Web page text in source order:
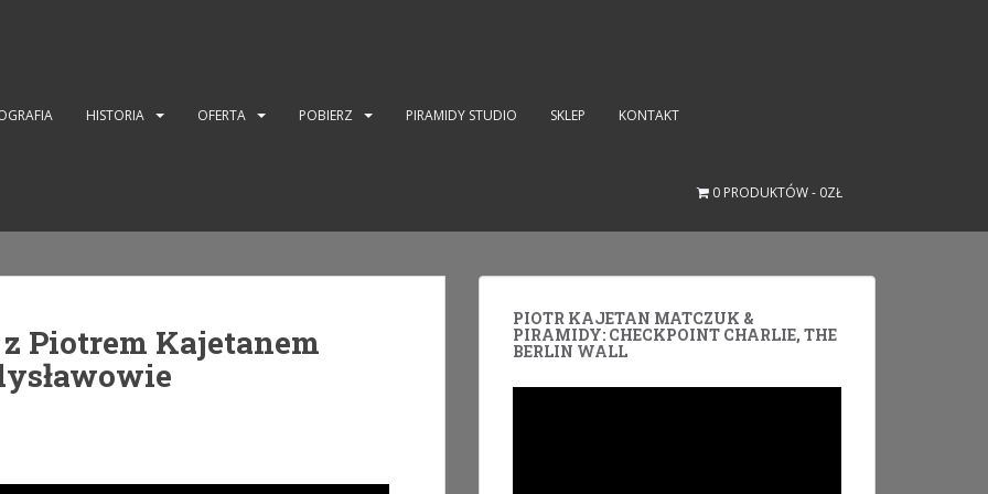
HISTORIA OFERTA POBIERZ PIRAMIDY STUDIO SKLEP KONTAKT
0 PRODUKTÓW 0ZŁ
Piotrem Kajetanem
PIOTR KAJETAN MATCZUK &
PIRAMIDY: CHECKPOINT CHARLIE, THE
BERLIN WALL